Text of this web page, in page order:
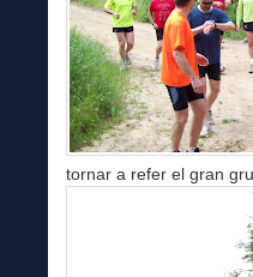
tornar a refer el gran